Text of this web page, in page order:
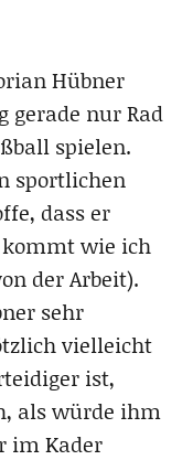
Hübner
gerade nur Rad
spielen.
sportlichen
dass er
kommt wie ich
der Arbeit).
sehr
vielleicht
ist,
als würde ihm
im Kader